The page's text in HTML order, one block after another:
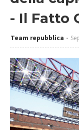
- Il Fatto
Team repubblica